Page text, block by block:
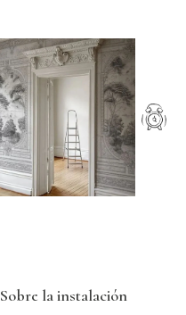
Sobre la instalación